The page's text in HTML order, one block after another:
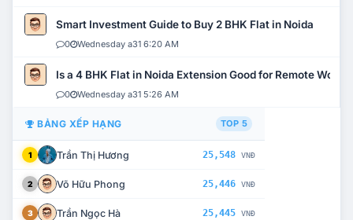
Smart Investment Guide to Buy 2 BHK Flat in Noida
0 Wednesday a31 6:20 AM
Is a 4 BHK Flat in Noida Extension Good for Remote Work?
0 Wednesday a31 5:26 AM
BẢNG XẾP HẠNG TOP 5
1 Trần Thị Hương 25,548 VNĐ
2 Võ Hữu Phong 25,446 VNĐ
3 Trần Ngọc Hà 25,445 VNĐ